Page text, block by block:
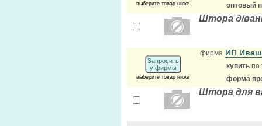
выберите товар ниже
оптовый
Штора д/
Запросить
у фирмы
выберите товар ниже
фирма ИП
купить по
форма
Штора для